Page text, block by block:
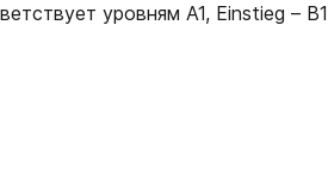
уровням A1, Einstieg –
процесс обучение понятным как